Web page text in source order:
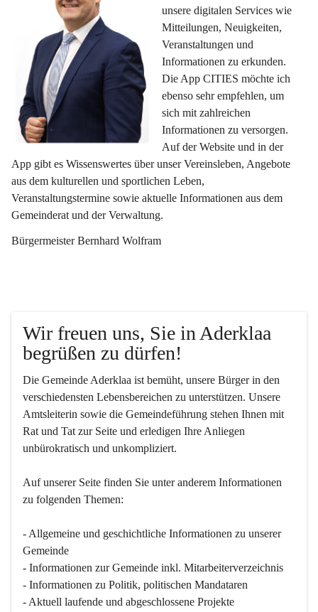
unsere digitalen Services wie
Mitteilungen, Neuigkeiten,
Veranstaltungen und
Informationen zu erkunden.
Die App CITIES möchte ich
ebenso sehr empfehlen, um
sich mit zahlreichen
Informationen zu versorgen.
Auf der Website und in der
App gibt es Wissenswertes über unser Vereinsleben, Angebote
aus dem kulturellen und sportlichen Leben,
Veranstaltungstermine sowie aktuelle Informationen aus dem
Gemeinderat und der Verwaltung.
Bürgermeister Bernhard Wolfram
Wir freuen uns, Sie in Aderklaa
begrüßen zu dürfen!
Die Gemeinde Aderklaa ist bemüht, unsere Bürger in den
verschiedensten Lebensbereichen zu unterstützen. Unsere
Amtsleiterin sowie die Gemeindeführung stehen Ihnen mit
Rat und Tat zur Seite und erledigen Ihre Anliegen
unbürokratisch und unkompliziert.
Auf unserer Seite finden Sie un­ter an­de­rem Informationen
zu folgenden Themen:
- Allgemeine und geschichtliche Informationen zu unserer
Gemeinde
- Informationen zur Gemeinde inkl. Mitarbeiterverzeichnis
- Informationen zu Politik, politischen Mandataren
- Aktuell laufende und abgeschlossene Projekte